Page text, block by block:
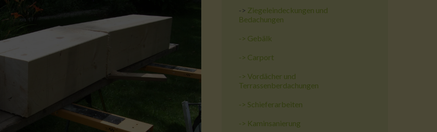
-> Ziegeleindeckungen und
Bedachungen
-> Gebälk
-> Carport
-> Vordächer und
Terrassenberdachungen
-> Schieferarbeiten
-> Kaminsanierung